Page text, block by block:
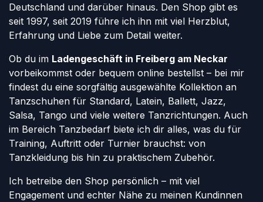
Deutschland und darüber hinaus. Den Shop gibt es
seit 1997, seit 2019 führe ich ihn mit viel Herzblut,
Erfahrung und Liebe zum Detail weiter.
Ob du im Ladengeschäft in Freiberg am Neckar
vorbeikommst oder bequem online bestellst – bei mir
findest du eine sorgfältig ausgewählte Kollektion an
Tanzschuhen für Standard, Latein, Ballett, Jazz,
Salsa, Tango und viele weitere Tanzrichtungen. Auch
im Bereich Tanzbedarf biete ich dir alles, was du für
Training, Auftritt oder Turnier brauchst: von
Tanzkleidung bis hin zu praktischem Zubehör.
Ich betreibe den Shop persönlich – mit viel
Engagement und echter Nähe zu meinen Kundinnen